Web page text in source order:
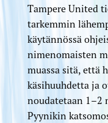
Tampere United
tarkemmin
käytännössä
nimenomaisten
muassa sitä, että
käsihuuhdetta ja
noudatetaan 1–2
Pyynikin